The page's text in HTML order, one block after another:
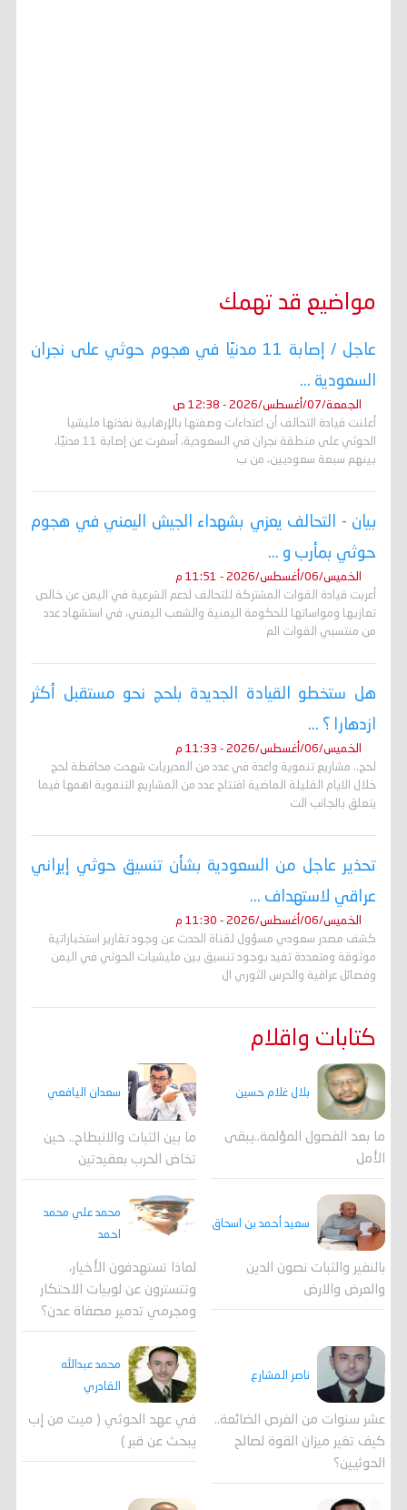
مواضيع قد تهمك
عاجل / إصابة 11 مدنيًا في هجوم حوثي على نجران
السعودية ...
الجمعة/07/أغسطس/2026 - 12:38 ص
أعلنت قيادة التحالف أن اعتداءات وصفتها بالإرهابية نفذتها مليشيا
الحوثي على منطقة نجران في السعودية، أسفرت عن إصابة 11 مدنيًا،
بينهم سبعة سعوديين، من ب
بيان - التحالف يعزي بشهداء الجيش اليمني في هجوم
حوثي بمأرب و ...
الخميس/06/أغسطس/2026 - 11:51 م
أعربت قيادة القوات المشتركة للتحالف لدعم الشرعية في اليمن عن خالص
تعازيها ومواساتها للحكومة اليمنية والشعب اليمني، في استشهاد عدد
من منتسبي القوات الم
هل ستخطو القيادة الجديدة بلحج نحو مستقبل أكثر
ازدهارا ؟ ...
الخميس/06/أغسطس/2026 - 11:33 م
لحج.. مشاريع تنموية واعدة في عدد من المديريات شهدت محافظة لحج
خلال الايام القليلة الماضية افتتاح عدد من المشاريع التنموية اهمها فيما
يتعلق بالجانب الت
تحذير عاجل من السعودية بشأن تنسيق حوثي إيراني
عراقي لاستهداف ...
الخميس/06/أغسطس/2026 - 11:30 م
كشف مصدر سعودي مسؤول لقناة الحدث عن وجود تقارير استخباراتية
موثوقة ومتعددة تفيد بوجود تنسيق بين مليشيات الحوثي في اليمن
وفصائل عراقية والحرس الثوري ال
كتابات واقلام
بلال غلام حسين
ما بعد الفصول المؤلمة..يبقى
الأمل
سعدان اليافعي
ما بين الثبات والانبطاح.. حين
تخاض الحرب بعقيدتين
سعيد أحمد بن اسحاق
بالنفير والثبات نصون الدين
والعرض والارض
محمد علي محمد
احمد
لماذا تستهدفون الأخيار،
وتتسترون عن لوبيات الاحتكار
ومجرمي تدمير مصفاة عدن؟
ناصر المشارع
عشر سنوات من الفرص الضائعة..
كيف تغير ميزان القوة لصالح
الحوثيين؟
محمد عبدالله
القادري
في عهد الحوثي ( ميت من إب
يبحث عن قبر )